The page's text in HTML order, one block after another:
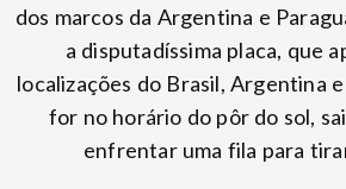
dos marcos da Argentina e
a disputadíssima placa, que
localizações do Brasil, Argentina
for no horário do pôr do sol,
enfrentar uma fila para